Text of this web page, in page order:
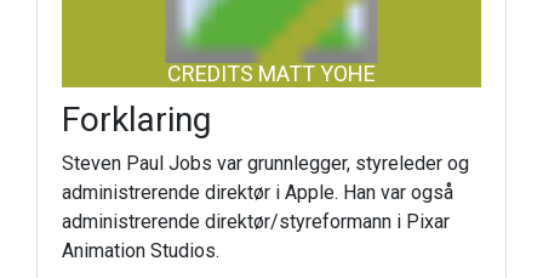
CREDITS MATT YOHE
Forklaring
Steven Paul Jobs var grunnlegger, styreleder og
administrerende direktør i Apple. Han var også
administrerende direktør/styreformann i Pixar
Animation Studios.